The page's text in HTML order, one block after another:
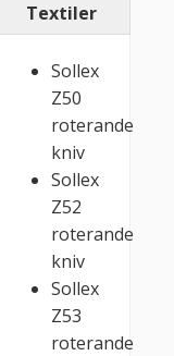
Textiler
Sollex
Z50
roterande
kniv
Sollex
Z52
roterande
kniv
Sollex
Z53
roterande